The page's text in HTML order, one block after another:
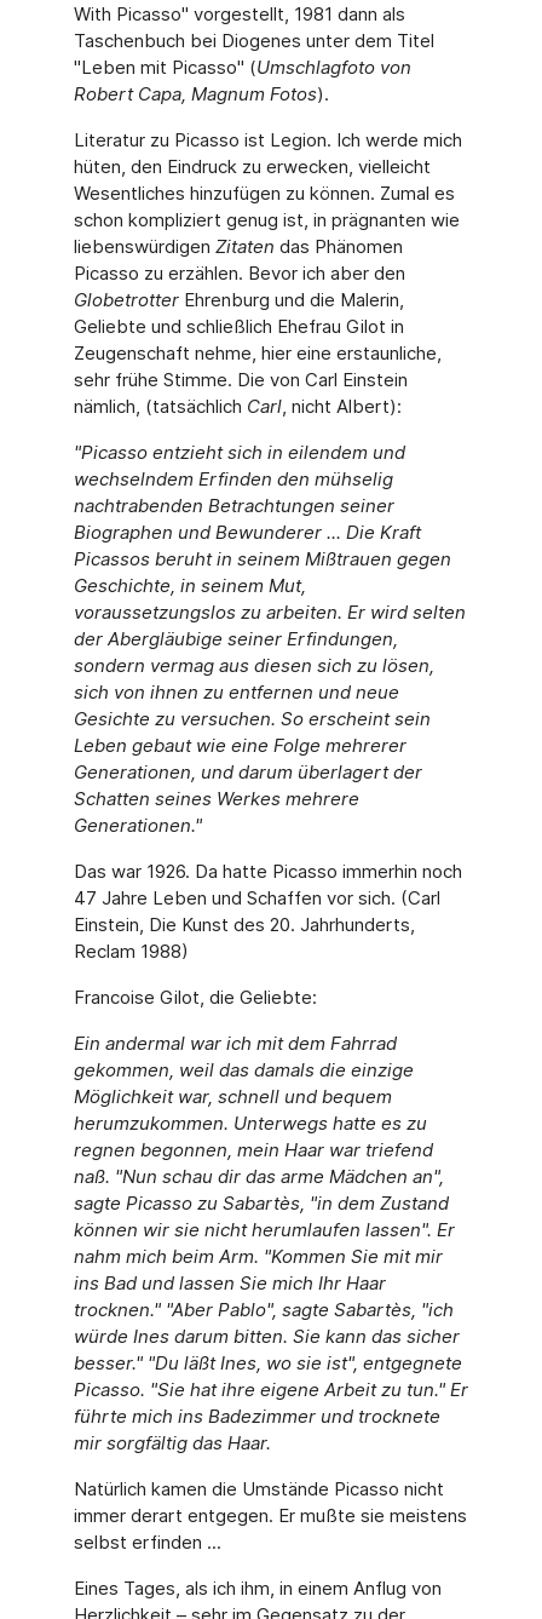
With Picasso" vorgestellt, 1981 dann als
Taschenbuch bei Diogenes unter dem Titel
"Leben mit Picasso" (Umschlagfoto von
Robert Capa, Magnum Fotos).
Literatur zu Picasso ist Legion. Ich werde mich
hüten, den Eindruck zu erwecken, vielleicht
Wesentliches hinzufügen zu können. Zumal es
schon kompliziert genug ist, in prägnanten wie
liebenswürdigen Zitaten das Phänomen
Picasso zu erzählen. Bevor ich aber den
GlobetrotterEhrenburg und die Malerin,
Geliebte und schließlich Ehefrau Gilot in
Zeugenschaft nehme, hier eine erstaunliche,
sehr frühe Stimme. Die von Carl Einstein
nämlich, (tatsächlich Carl, nicht Albert):
"Picasso entzieht sich in eilendem und
wechselndem Erfinden den mühselig
nachtrabenden Betrachtungen seiner
Biographen und Bewunderer ... Die Kraft
Picassos beruht in seinem Mißtrauen gegen
Geschichte, in seinem Mut,
voraussetzungslos zu arbeiten. Er wird selten
der Abergläubige seiner Erfindungen,
sondern vermag aus diesen sich zu lösen,
sich von ihnen zu entfernen und neue
Gesichte zu versuchen. So erscheint sein
Leben gebaut wie eine Folge mehrerer
Generationen, und darum überlagert der
Schatten seines Werkes mehrere
Generationen."
Das war 1926. Da hatte Picasso immerhin noch
47 Jahre Leben und Schaffen vor sich. (Carl
Einstein, Die Kunst des 20. Jahrhunderts,
Reclam 1988)
Francoise Gilot, die Geliebte:
Ein andermal war ich mit dem Fahrrad
gekommen, weil das damals die einzige
Möglichkeit war, schnell und bequem
herumzukommen. Unterwegs hatte es zu
regnen begonnen, mein Haar war triefend
naß. "Nun schau dir das arme Mädchen an",
sagte Picasso zu Sabartès, "in dem Zustand
können wir sie nicht herumlaufen lassen". Er
nahm mich beim Arm. "Kommen Sie mit mir
ins Bad und lassen Sie mich Ihr Haar
trocknen." "Aber Pablo", sagte Sabartès, "ich
würde Ines darum bitten. Sie kann das sicher
besser." "Du läßt Ines, wo sie ist", entgegnete
Picasso. "Sie hat ihre eigene Arbeit zu tun." Er
führte mich ins Badezimmer und trocknete
mir sorgfältig das Haar.
Natürlich kamen die Umstände Picasso nicht
immer derart entgegen. Er mußte sie meistens
selbst erfinden ...
Eines Tages, als ich ihm, in einem Anflug von